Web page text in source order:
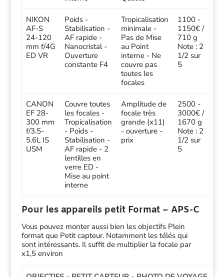
NIKON
AF-S
24-120
mm f/4G
ED VR
Poids -
Stabilisation -
AF rapide -
Nanocristal -
Ouverture
constante F4
Tropicalisation
minimale -
Pas de Mise
au Point
interne - Ne
couvre pas
toutes les
focales
1100 -
1150€ /
710 g
Note : 2
1/2 sur
5
CANON
EF 28-
300 mm
f/3.5-
5.6L IS
USM
Couvre toutes
les focales -
Tropicalisation
- Poids -
Stabilisation -
AF rapide - 2
lentilles en
verre ED -
Mise au point
interne
Amplitude de
focale très
grande (x11)
- ouverture -
prix
2500 -
3000€ /
1670 g
Note : 2
1/2 sur
5
Pour les appareils petit Format – APS-C
Vous pouvez monter aussi bien les objectifs Plein
format que Petit capteur. Notamment les télés qui
sont intéressants. Il suffit de multiplier la focale par
x1,5 environ